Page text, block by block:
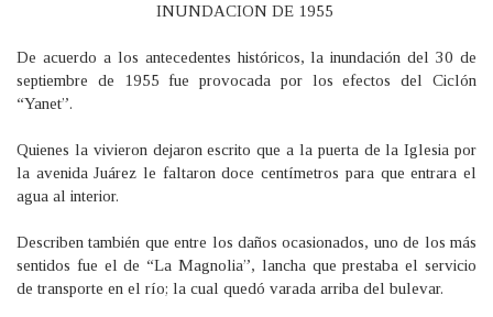
INUNDACION DE 1955
De acuerdo a los antecedentes históricos, la inundación del 30 de
septiembre de 1955 fue provocada por los efectos del Ciclón
“Yanet”.
Quienes la vivieron dejaron escrito que a la puerta de la Iglesia por
la avenida Juárez le faltaron doce centímetros para que entrara el
agua al interior.
Describen también que entre los daños ocasionados, uno de los más
sentidos fue el de “La Magnolia”, lancha que prestaba el servicio
de transporte en el río; la cual quedó varada arriba del bulevar.